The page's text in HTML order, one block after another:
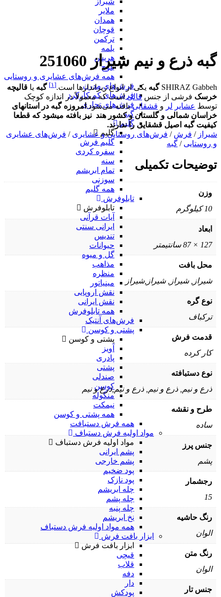
ملایر
همدان
قوچان
ترکمن
یلمه
هریس
بلوچ
همه فرش‌های عشایری و روستایی
فرش‌های مدرن
فرش‌های کم کارکرد
فرش‌های تجاری
گبه
گلیم
گلیم
گلیم فرش
سفره کردی
سنه
تمام ابریشم
سوزنی
همه گلیم
تابلوفرش
تابلوفرش
آیات قرآنی
ایرانی سنتی
تندیس
حیوانات
گل و میوه
مذاهب
منظره
مینیاتور
نقش اروپایی
نقش ایرانی
همه تابلوفرش
فرش‌های آنتیک
پشتی و کوسن
پشتی و کوسن
آویز
پادری
پشتی
صندلی
کوسن
منگوله
نیمکت
همه پشتی و کوسن
همه فرش دستبافت
مواد اولیه فرش دستباف
مواد اولیه فرش دستباف
پشم ایرانی
پشم خارجی
پود ضخیم
پود نازک
چله ابریشم
چله پشم
چله پنبه
نخ ابریشم
همه مواد اولیه فرش دستباف
ابزار بافت فرش
ابزار بافت فرش
قیچی
قلاب
دفه
دار
پودکش
گبه ذرع و نیم شیراز 251060
SHIRAZ Gabbeh گبه یکی از انواع زیراندازها است.[۱] گبه یا قالیچه
خرسک فرشی از جنس قالیاست که معمولاً در اندازه کوچک
توسط عشایر لر و قشقاییبافته می‌شود.‌امروزه گبه در استانهای
خراسان شمالی و گلستان و کشور هند نیز بافته میشود که قطعا
کیفیت گبه اصیل قشقایی را ندارند.
شیراز / فرش / فرش‌های روستایی و عشایری / فرش‌های عشایری
و روستایی / گبه
توضیحات تکمیلی
وزن
10 کیلوگرم
ابعاد
127 × 87 سانتیمتر
محل بافت
شیراز, شیراز, شیراز,شیراز
نوع گره
ترکباف
قدمت فرش
کار کرده
نوع دستبافته
ذرع و نیم, ذرع و نیم, ذرع و نیم,ذرع و نیم
طرح و نقشه
ساده
جنس پرز
پشم
رجشمار
15
رنگ حاشیه
الوان
رنگ متن
الوان
جنس تار